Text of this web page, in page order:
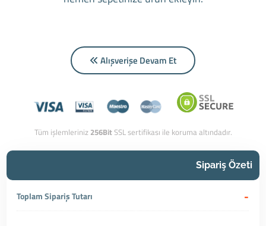
Alışverişe Devam Et
Tüm işlemleriniz 256BitSSL sertifikası ile koruma altındadır.
Sipariş Özeti
Toplam Sipariş Tutarı -